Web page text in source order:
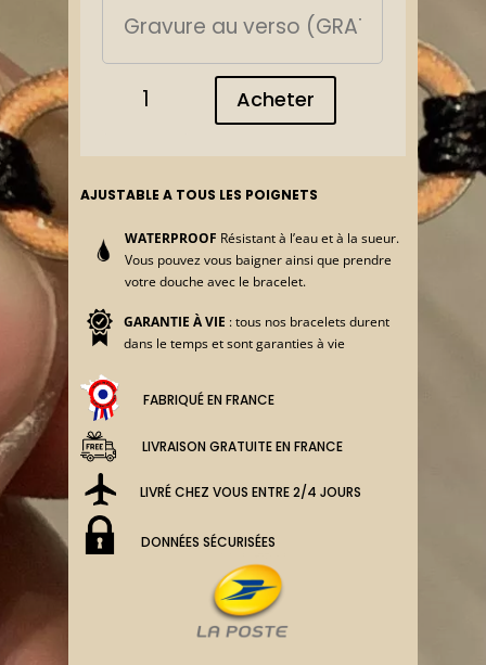
spark
Acheter
AJUSTABLE A TOUS LES POIGNETS
WATERPROOF Résistant à l’eau et à la sueur.
Vous pouvez vous baigner ainsi que prendre
votre douche avec le bracelet.
GARANTIE À VIE : tous nos bracelets durent
dans le temps et sont garanties à vie
FABRIQUÉ EN FRANCE
LIVRAISON GRATUITE EN FRANCE
LIVRÉ CHEZ VOUS ENTRE 2/4 JOURS
DONNÉES SÉCURISÉES